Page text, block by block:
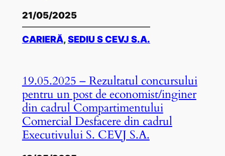
21/05/2025
CARIERĂ, SEDIU S CEVJ S.A.
19.05.2025 – Rezultatul concursului
pentru un post de economist/inginer
din cadrul Compartimentului
Comercial Desfacere din cadrul
Executivului S. CEVJ S.A.